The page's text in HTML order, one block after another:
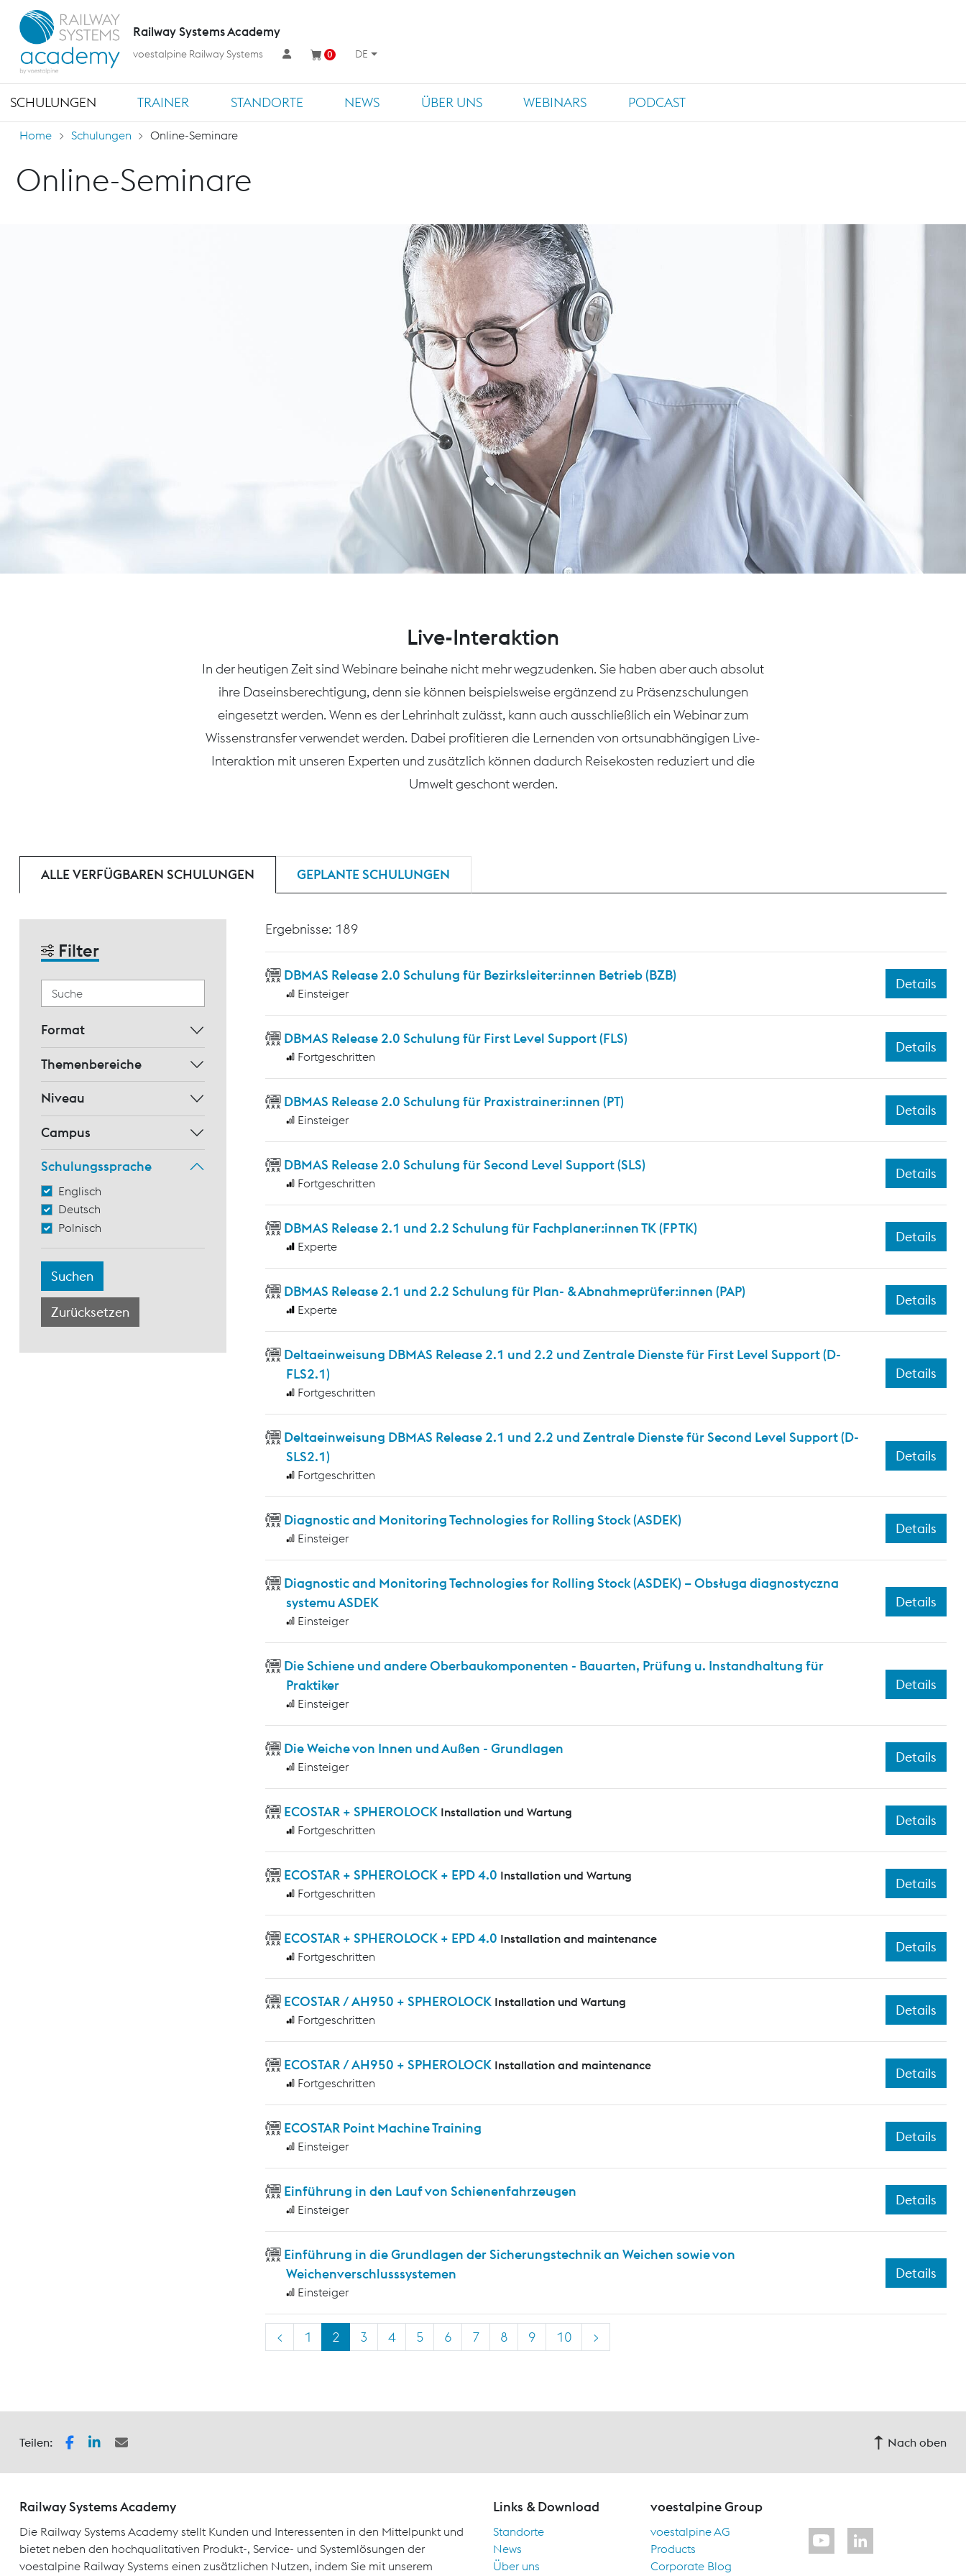
SCHULUNGEN TRAINER STANDORTE NEWS ÜBER UNS WEBINARS PODCAST
Railway Systems Academy
voestalpine Railway Systems 0 DE
Home Schulungen Online-Seminare
Online-Seminare
Live-Interaktion
In der heutigen Zeit sind Webinare beinahe nicht mehr wegzudenken. Sie haben aber auch absolut
ihre Daseinsberechtigung, denn sie können beispielsweise ergänzend zu Präsenzschulungen
eingesetzt werden. Wenn es der Lehrinhalt zulässt, kann auch ausschließlich ein Webinar zum
Wissenstransfer verwendet werden. Dabei profitieren die Lernenden von ortsunabhängigen Live-
Interaktion mit unseren Experten und zusätzlich können dadurch Reisekosten reduziert und die
Umwelt geschont werden.
ALLE VERFÜGBAREN SCHULUNGEN GEPLANTE SCHULUNGEN
Filter
Format
Themenbereiche
Niveau
Campus
Schulungssprache
Englisch
Deutsch
Polnisch
Ergebnisse: 189
DBMAS Release 2.0 Schulung für Bezirksleiter:innen Betrieb (BZB)
Einsteiger
Details
DBMAS Release 2.0 Schulung für First Level Support (FLS)
Fortgeschritten
Details
DBMAS Release 2.0 Schulung für Praxistrainer:innen (PT)
Einsteiger
Details
DBMAS Release 2.0 Schulung für Second Level Support (SLS)
Fortgeschritten
Details
DBMAS Release 2.1 und 2.2 Schulung für Fachplaner:innen TK (FP TK)
Experte
Details
DBMAS Release 2.1 und 2.2 Schulung für Plan- & Abnahmeprüfer:innen (PAP)
Experte
Details
Deltaeinweisung DBMAS Release 2.1 und 2.2 und Zentrale Dienste für First Level Support (D-
FLS2.1)
Fortgeschritten
Details
Deltaeinweisung DBMAS Release 2.1 und 2.2 und Zentrale Dienste für Second Level Support (D-
SLS2.1)
Fortgeschritten
Details
Diagnostic and Monitoring Technologies for Rolling Stock (ASDEK)
Einsteiger
Details
Diagnostic and Monitoring Technologies for Rolling Stock (ASDEK) – Obsługa diagnostyczna
systemu ASDEK
Einsteiger
Details
Die Schiene und andere Oberbaukomponenten - Bauarten, Prüfung u. Instandhaltung für
Praktiker
Einsteiger
Details
Die Weiche von Innen und Außen - Grundlagen
Einsteiger
Details
ECOSTAR + SPHEROLOCK Installation und Wartung
Fortgeschritten
Details
ECOSTAR + SPHEROLOCK + EPD 4.0 Installation und Wartung
Fortgeschritten
Details
ECOSTAR + SPHEROLOCK + EPD 4.0 Installation and maintenance
Fortgeschritten
Details
ECOSTAR / AH950 + SPHEROLOCK Installation und Wartung
Fortgeschritten
Details
ECOSTAR / AH950 + SPHEROLOCK Installation and maintenance
Fortgeschritten
Details
ECOSTAR Point Machine Training
Einsteiger
Details
Einführung in den Lauf von Schienenfahrzeugen
Einsteiger
Details
Einführung in die Grundlagen der Sicherungstechnik an Weichen sowie von
Weichenverschlusssystemen
Einsteiger
Details
< 1 2 3 4 5 6 7 8 9 10 >
Teilen: Nach oben
Railway Systems Academy
Die Railway Systems Academy stellt Kunden und Interessenten in den Mittelpunkt und
bietet neben den hochqualitativen Produkt-, Service- und Systemlösungen der
voestalpine Railway Systems einen zusätzlichen Nutzen, indem Sie mit unserem
Links & Download
Standorte
News
Über uns
voestalpine Group
voestalpine AG
Products
Corporate Blog